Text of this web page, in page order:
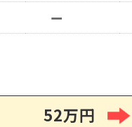
ー
52万円